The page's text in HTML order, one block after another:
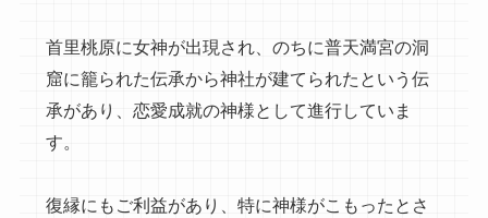
首里桃原に女神が出現され、のちに普天満宮の洞
窟に籠られた伝承から神社が建てられたという伝
承があり、恋愛成就の神様として進行していま
す。
復縁にもご利益があり、特に神様がこもったとさ